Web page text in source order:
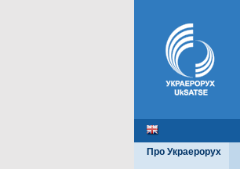
Про Украерорух